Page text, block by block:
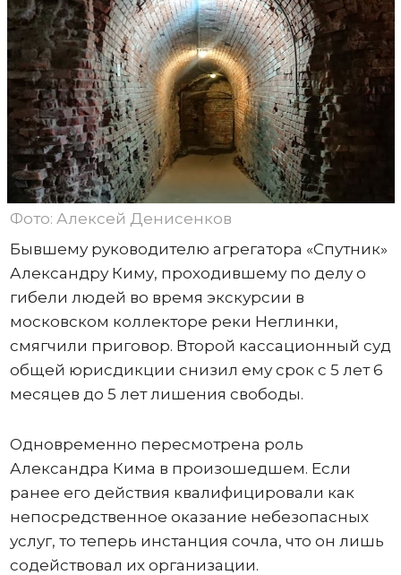
Фото: Алексей Денисенков
Бывшему руководителю агрегатора «Спутник»
Александру Киму, проходившему по делу о
гибели людей во время экскурсии в
московском коллекторе реки Неглинки,
смягчили приговор. Второй кассационный суд
общей юрисдикции снизил ему срок с 5 лет 6
месяцев до 5 лет лишения свободы.
Одновременно пересмотрена роль
Александра Кима в произошедшем. Если
ранее его действия квалифицировали как
непосредственное оказание небезопасных
услуг, то теперь инстанция сочла, что он лишь
содействовал их организации.